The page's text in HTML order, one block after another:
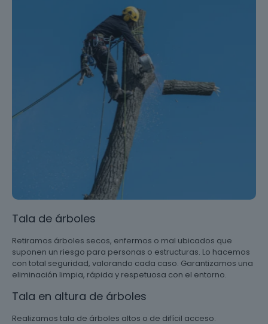
Tala de árboles
Retiramos árboles secos, enfermos o mal ubicados que
suponen un riesgo para personas o estructuras. Lo hacemos
con total seguridad, valorando cada caso. Garantizamos una
eliminación limpia, rápida y respetuosa con el entorno.
Tala en altura de árboles
Realizamos tala de árboles altos o de difícil acceso.